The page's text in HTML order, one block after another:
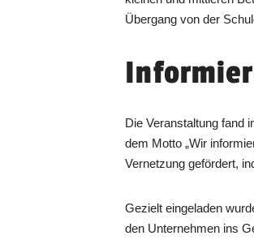
Übergang von der
Die Veranstaltung fand
dem Motto „Wir
Vernetzung gefördert,
Gezielt eingeladen
den Unternehmen ins